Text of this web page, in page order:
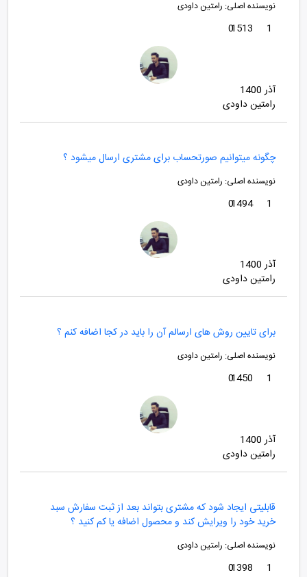
نویسنده اصلی: رامتین داودی
1
1513
0
آذر 1400
رامتین داودی
چگونه میتوانیم صورتحساب برای مشتری ارسال میشود ؟
نویسنده اصلی: رامتین داودی
1
1494
0
آذر 1400
رامتین داودی
برای تایین روش های ارسالم آن را باید در کجا اضافه کنم ؟
نویسنده اصلی: رامتین داودی
1
1450
0
آذر 1400
رامتین داودی
قابلیتی ایجاد شود که مشتری بتواند بعد از ثبت سفارش سبد
خرید خود را ویرایش کند و محصول اضافه یا کم کنید ؟
نویسنده اصلی: رامتین داودی
1
1398
0